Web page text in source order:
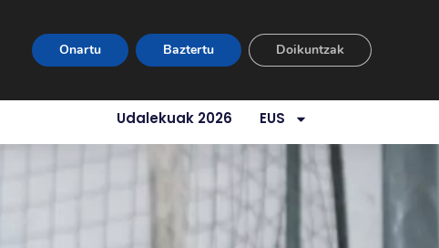
Udalekuak 2026 EUS
Onartu Baztertu Doikuntzak